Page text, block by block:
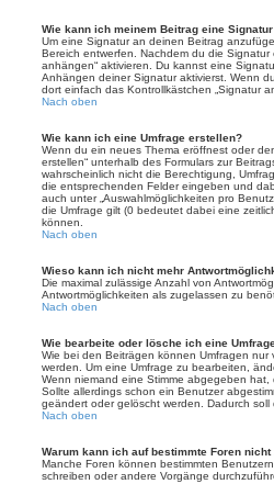
Wie kann ich meinem Beitrag eine
Um eine Signatur an deinen Beitrag
Bereich entwerfen. Nachdem du die
anhängen“ aktivieren. Du kannst eine
Anhängen deiner Signatur aktivierst. Wenn
dort einfach das Kontrollkästchen „Signatur
Nach oben
Wie kann ich eine Umfrage erstellen?
Wenn du ein neues Thema eröffnest oder
erstellen“ unterhalb des Formulars zur
wahrscheinlich nicht die Berechtigung,
die entsprechenden Felder eingeben und
auch unter „Auswahlmöglichkeiten pro
die Umfrage gilt (0 bedeutet dabei eine
können.
Nach oben
Wieso kann ich nicht mehr
Die maximal zulässige Anzahl von
Antwortmöglichkeiten als zugelassen zu
Nach oben
Wie bearbeite oder lösche ich eine
Wie bei den Beiträgen können Umfragen nur
werden. Um eine Umfrage zu bearbeiten,
Wenn niemand eine Stimme abgegeben
Sollte allerdings schon ein Benutzer
geändert oder gelöscht werden. Dadurch
Nach oben
Warum kann ich auf bestimmte Foren nicht
Manche Foren können bestimmten
schreiben oder andere Vorgänge